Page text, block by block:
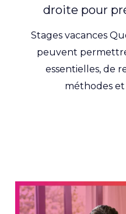
droite pour
Stages vacances
peuvent
essentielles, de
méthodes